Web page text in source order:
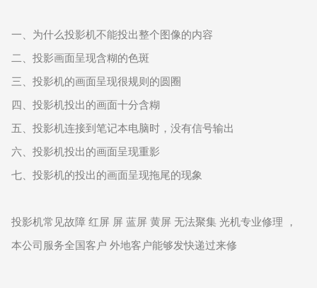
一、为什么投影机不能投出整个图像的内容
二、投影画面呈现含糊的色斑
三、投影机的画面呈现很规则的圆圈
四、投影机投出的画面十分含糊
五、投影机连接到笔记本电脑时，没有信号输出
六、投影机投出的画面呈现重影
七、投影机的投出的画面呈现拖尾的现象
投影机常见故障 红屏 屏 蓝屏 黄屏 无法聚集 光机专业修理 ，
本公司服务全国客户 外地客户能够发快递过来修